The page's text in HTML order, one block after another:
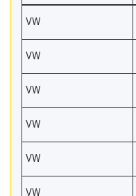
VW
VW
VW
VW
VW
VW